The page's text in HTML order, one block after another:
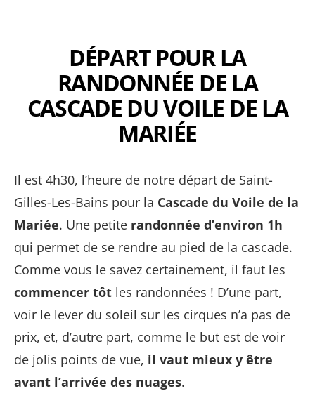
DÉPART POUR LA
RANDONNÉE DE LA
CASCADE DU VOILE DE LA
MARIÉE
Il est 4h30, l’heure de notre départ de Saint-
Gilles-Les-Bains pour la Cascade du Voile de la
Mariée. Une petite randonnée d’environ 1h
qui permet de se rendre au pied de la cascade.
Comme vous le savez certainement, il faut les
commencer tôt les randonnées ! D’une part,
voir le lever du soleil sur les cirques n’a pas de
prix, et, d’autre part, comme le but est de voir
de jolis points de vue, il vaut mieux y être
avant l’arrivée des nuages.